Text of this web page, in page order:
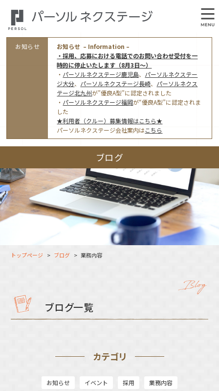
オフィス案内・アクセス
アクセストップ
福岡オフィス
鹿児島オフィス
大分オフィス
松山オフィス
広島オフィス
事業モデルと仕事内容
ワークスタイル
指定就労継続支援Ａ型事業所にかかる情報公表
採用情報トップ
利用者（クルー）募集
支援スタッフ（タレント）募集
お知らせ
お知らせ – Information –
・採用、応募における電話でのお問い合わせ受付を一
時的に停止いたします（8月3日～）
・ パーソルネクステージ鹿児島、 パーソルネクステー
ジ大分、 パーソルネクステージ長崎、 パーソルネクス
テージ北九州が”優良A型”に認定されました
・ パーソルネクステージ福岡が“優良A型”に認定されま
した
★利用者（クルー）募集情報はこちら★
パーソルネクステージ会社案内はこちら
ブログ
トップページ ブログ 業務内容
ブログ一覧
カテゴリ
お知らせ イベント 採用 業務内容